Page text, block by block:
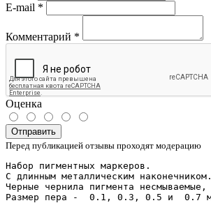
E-mail *
Комментарий *
Оценка
Отправить
Перед публикацией отзывы проходят модерацию
Набор пигментных маркеров.
С длинным металлическим наконечником.
Черные чернила пигмента
Размер пера -
0.1, 0.3, 0.5 и  0.7